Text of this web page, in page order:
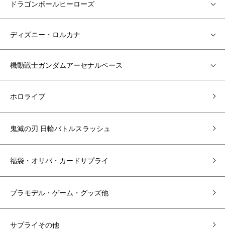
ドラゴンボールヒーローズ
ディズニー・ロルカナ
機動戦士ガンダムアーセナルベース
ホロライブ
鬼滅の刃 日輪バトルスラッシュ
福袋・オリパ・カードサプライ
プラモデル・ゲーム・グッズ他
サプライその他